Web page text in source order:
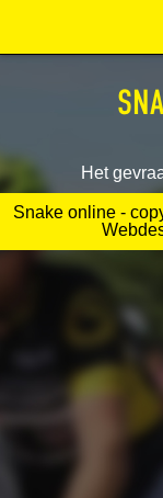
Het
Snake online -